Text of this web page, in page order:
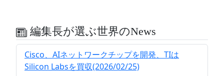
編集長が選ぶ世界のNews
Cisco、AIネットワークチップを開発、TIは
Silicon Labsを買収(2026/02/25)